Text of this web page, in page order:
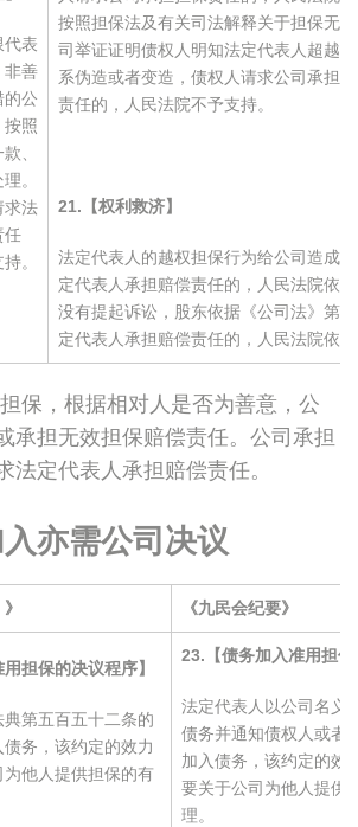
代表
非善
的公
按照
、
。
求法
任
。
按照担保法及有关司法解释关于担保无
司举证证明债权人明知法定代表人超越
系伪造或者变造，债权人请求公司承担
责任的，人民法院不予支持。
21. 【权利救济】
法定代表人的越权担保行为给公司造成
定代表人承担赔偿责任的，人民法院依
没有提起诉讼，股东依据《公司法》第
定代表人承担赔偿责任的，人民法院依
保，根据相对人是否为善意，公
承担无效担保赔偿责任。公司承担
法定代表人承担赔偿责任。
亦需公司决议
《九民会纪要》
担保的决议程序】
第五百五十二条的
务，该约定的效力
他人提供担保的有
23. 【债务加入准用担
法定代表人以公司名义
债务并通知债权人或者
加入债务，该约定的效
要关于公司为他人提供
理。